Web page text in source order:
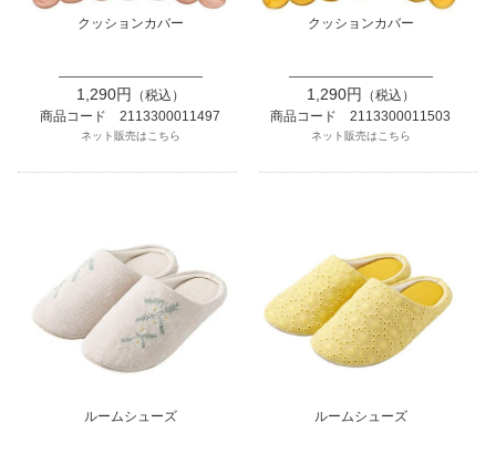
クッションカバー
1,290円
（税込）
商品コード 2113300011497
ネット販売はこちら
クッションカバー
1,290円
（税込）
商品コード 2113300011503
ネット販売はこちら
ルームシューズ ルームシューズ